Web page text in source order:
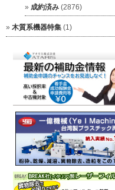
成約済み (2876)
木質系機器特集 (1)